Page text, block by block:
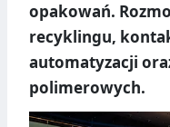
opakowań.
recyklingu,
automatyzacji
polimerowych.